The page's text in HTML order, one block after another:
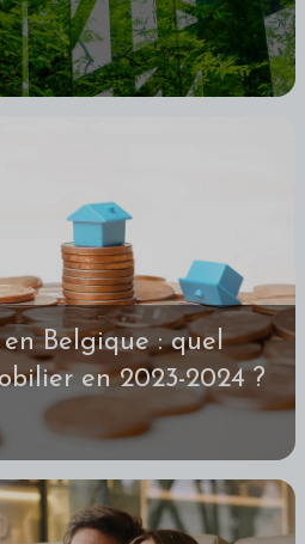
Belgique : quel
en 2023-2024 ?